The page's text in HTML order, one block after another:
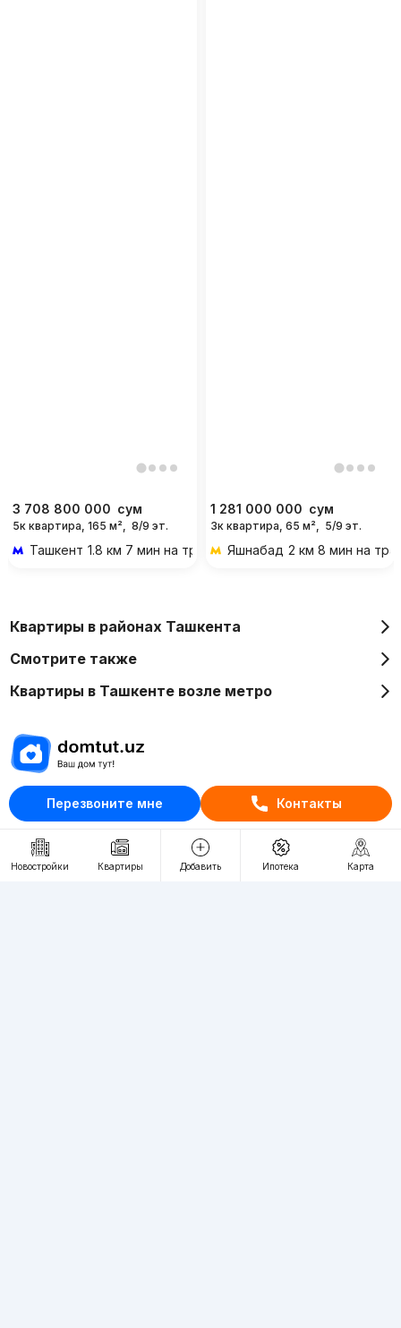
Перезвоните мне Контакты
3 708 800 000 сум
5к квартира, 165 м², 8/9 эт.
Ташкент 1.8 км 7 мин на транспорте
1 281 000 000 сум
3к квартира, 65 м², 5/9 эт.
Яшнабад 2 км 8 мин на
Новостройки Квартиры Добавить Ипотека Карта
Квартиры в районах Ташкента
Смотрите также
Квартиры в Ташкенте возле метро
Отдел рекламы
+998 (78) 113-20-86
+998 (93) 390-30-10